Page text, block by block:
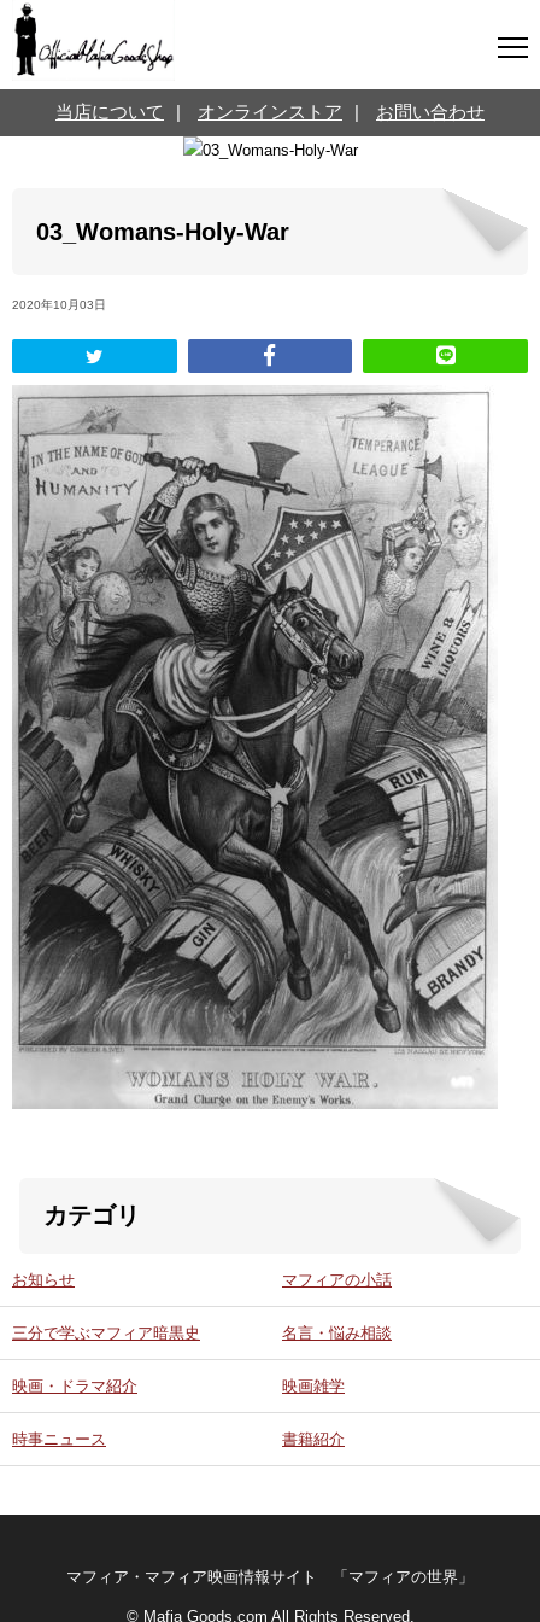
三分で学ぶマフィア暗黒史 名言・悩み相談
映画・ドラマ紹介 映画雑学
時事ニュース 書籍紹介
ABOUT US
当店の紹介
オンラインストア
お問い合わせ
当店について オンラインストア お問い合わせ
03_Womans-Holy-War
2020年10月03日
カテゴリ
お知らせ マフィアの小話
三分で学ぶマフィア暗黒史 名言・悩み相談
映画・ドラマ紹介 映画雑学
時事ニュース 書籍紹介
オンラインストア
お問い合わせ
マフィア・マフィア映画情報サイト 「マフィアの世界」
© Mafia Goods.com All Rights Reserved.